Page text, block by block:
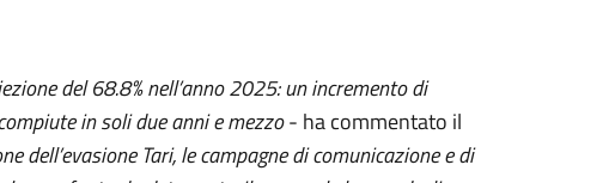
del 68.8% nell’anno 2025: un incremento di
in soli due anni e mezzo- ha commentato il
dell’evasione Tari, le campagne di comunicazione e di